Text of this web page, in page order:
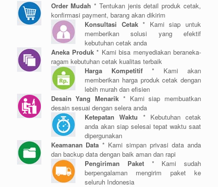
Order Mudah * Tentukan jenis detail produk cetak,
konfirmasi payment, barang akan dikirim
Konsultasi Cetak* Kami siap untuk
memberikan solusi yang efektif
kebutuhan cetak anda
Aneka Produk* Kami bisa menyediakan beraneka-
ragam kebutuhan cetak kualitas terbaik
Harga Kompetitif * Kami akan
memberikan harga produk cetak dengan
lebih murah dan efisien
Desain Yang Menarik * Kami siap membuatkan
desain sesuai dengan selera anda
Ketepatan Waktu * Kebutuhan cetak
anda akan siap selesai tepat waktu saat
dipergunakan
Keamanan Data * Kami simpan privasi data anda
dan backup data dengan baik aman dan rapi
Pengiriman Paket* Kami sudah
berpengalaman mengirim paket ke
seluruh Indonesia